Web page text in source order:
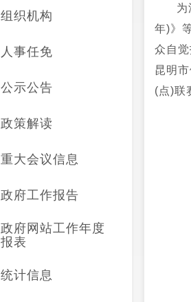
组织机构
人事任免
公示公告
政策解读
重大会议信息
政府工作报告
政府网站工作年度
报表
统计信息
为
年)》
众自
昆明
(点)联